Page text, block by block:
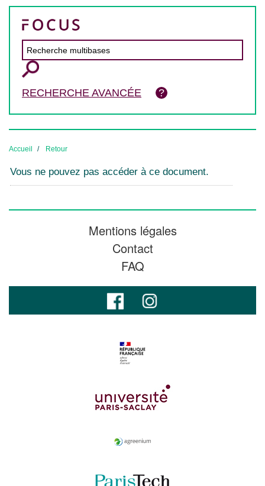
RECHERCHE AVANCÉE
Accueil Retour
Vous ne pouvez pas accéder à ce document.
Mentions légales
Contact
FAQ